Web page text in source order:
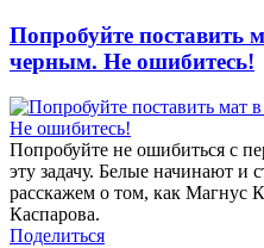
Попробуйте поставить
черным. Не ошибитесь!
Попробуйте не ошибиться с
эту задачу. Белые начинают и
расскажем о том, как Магнус
Каспарова.
Поделиться